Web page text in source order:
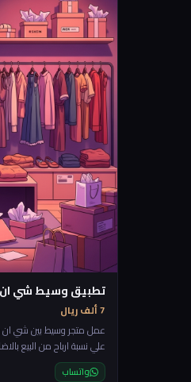
التي تتطور فيه المناطق
يدخل الشخص التطبيق يجي
حولي،، ويبدأ يشتغل
الاماكن الحالية
تطبيق وسيط شي ان
7 ألف ريال
عمل متجر وسيط بين شي ان
علي نسبة ارباح من البيع
لديهم بطاقة ائتمان او لا
واتساب